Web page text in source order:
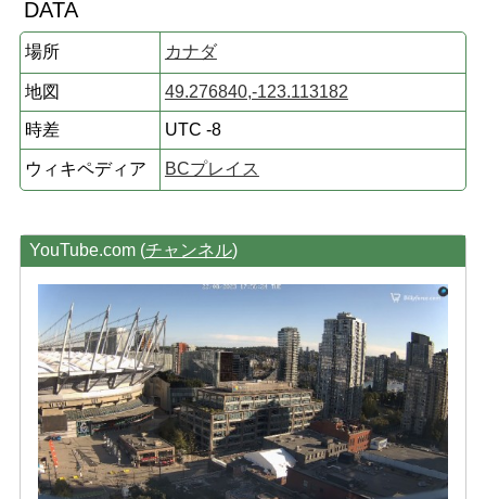
DATA
場所 カナダ
地図 49.276840,-123.113182
時差 UTC -8
ウィキペディア BCプレイス
YouTube.com (チャンネル)